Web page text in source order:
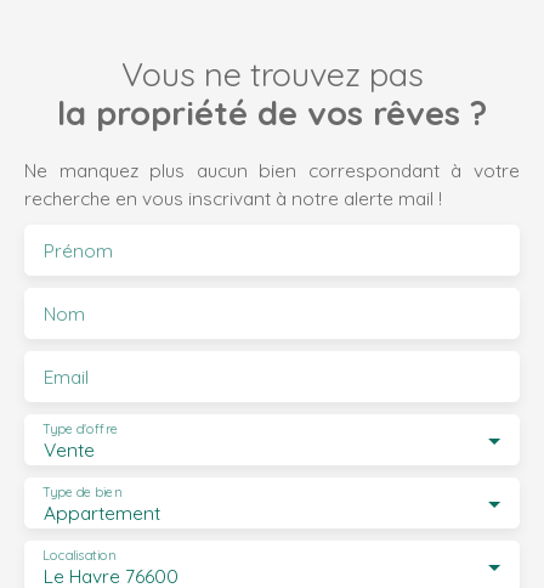
Vous ne trouvez pas
la propriété de vos rêves ?
Ne manquez plus aucun bien correspondant à votre
recherche en vous inscrivant à notre alerte mail !
Prénom
Nom
Email
Vente
Type d'offre
Appartement
Type de bien
Le Havre 76600
Localisation